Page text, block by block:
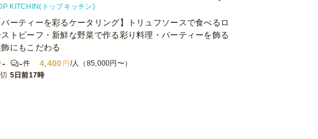
KITCHIN(トップキッチン)
パーティーを彩るケータリング】トリュフソースで食べるロ
ストビーフ・新鮮な野菜で作る彩り料理・パーティーを飾る
にもこだわる
-
-件 4,400 円/人（85,000円〜）
5日前17時